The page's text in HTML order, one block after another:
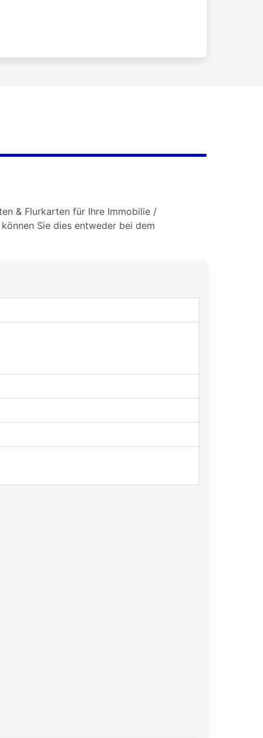
& Flurkarten für Ihre Immobilie /
Sie dies entweder bei dem